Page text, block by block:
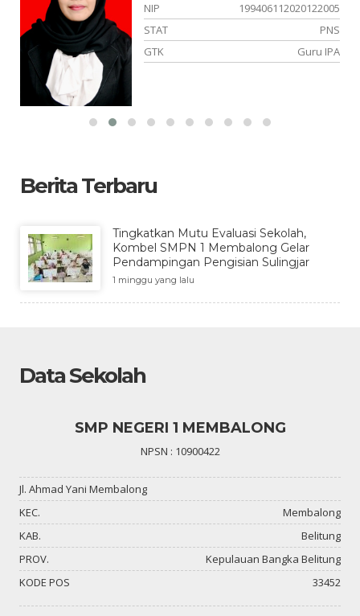
NIP
199406112020122005
STAT
PNS
GTK
Guru IPA
Berita Terbaru
Tingkatkan Mutu Evaluasi Sekolah,
Kombel SMPN 1 Membalong Gelar
Pendampingan Pengisian Sulingjar
1 minggu yang lalu
Data Sekolah
SMP NEGERI 1 MEMBALONG
NPSN : 10900422
Jl. Ahmad Yani Membalong
KEC.
Membalong
KAB.
Belitung
PROV.
Kepulauan Bangka Belitung
KODE POS
33452